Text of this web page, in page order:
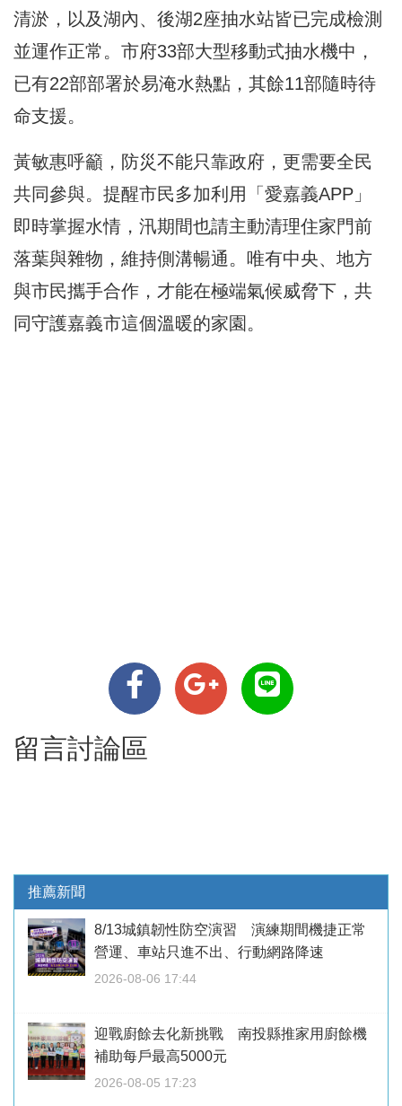
清淤，以及湖內、後湖2座抽水站皆已完成檢測
並運作正常。市府33部大型移動式抽水機中，
已有22部部署於易淹水熱點，其餘11部隨時待
命支援。
黃敏惠呼籲，防災不能只靠政府，更需要全民
共同參與。提醒市民多加利用「愛嘉義APP」
即時掌握水情，汛期間也請主動清理住家門前
落葉與雜物，維持側溝暢通。唯有中央、地方
與市民攜手合作，才能在極端氣候威脅下，共
同守護嘉義市這個溫暖的家園。
留言討論區
推薦新聞
8/13城鎮韌性防空演習 演練期間機捷正常
營運、車站只進不出、行動網路降速
2026-08-06 17:44
迎戰廚餘去化新挑戰 南投縣推家用廚餘機
補助每戶最高5000元
2026-08-05 17:23